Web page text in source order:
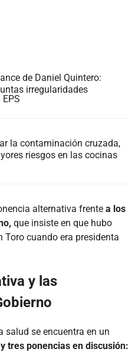
de Daniel Quintero:
irregularidades
la contaminación cruzada,
riesgos en las cocinas
alternativa frente a los
que insiste en que hubo
cuando era presidenta
y las
salud se encuentra en un
tres ponencias en discusión: